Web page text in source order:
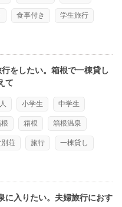
食事付き 学生旅行
をしたい。箱根で一棟貸し
て
小学生 中学生
箱根 箱根温泉
別荘 旅行 一棟貸し
に入りたい。夫婦旅行におす